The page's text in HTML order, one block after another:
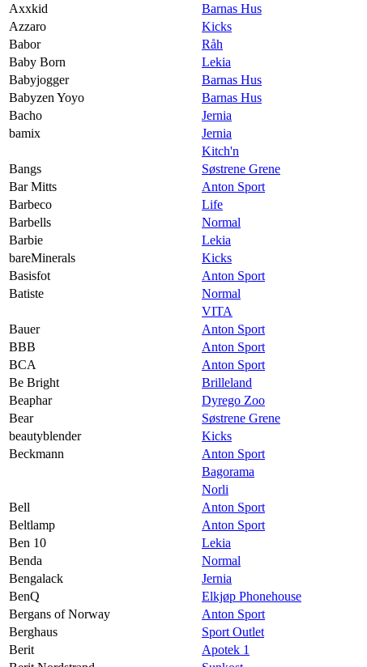
Axxkid
Barnas Hus
Azzaro
Kicks
Babor
Råh
Baby Born
Lekia
Babyjogger
Barnas Hus
Babyzen Yoyo
Barnas Hus
Bacho
Jernia
bamix
Jernia
Kitch'n
Bangs
Søstrene Grene
Bar Mitts
Anton Sport
Barbeco
Life
Barbells
Normal
Barbie
Lekia
bareMinerals
Kicks
Basisfot
Anton Sport
Batiste
Normal
VITA
Bauer
Anton Sport
BBB
Anton Sport
BCA
Anton Sport
Be Bright
Brilleland
Beaphar
Dyrego Zoo
Bear
Søstrene Grene
beautyblender
Kicks
Beckmann
Anton Sport
Bagorama
Norli
Bell
Anton Sport
Beltlamp
Anton Sport
Ben 10
Lekia
Benda
Normal
Bengalack
Jernia
BenQ
Elkjøp Phonehouse
Bergans of Norway
Anton Sport
Berghaus
Sport Outlet
Berit
Apotek 1